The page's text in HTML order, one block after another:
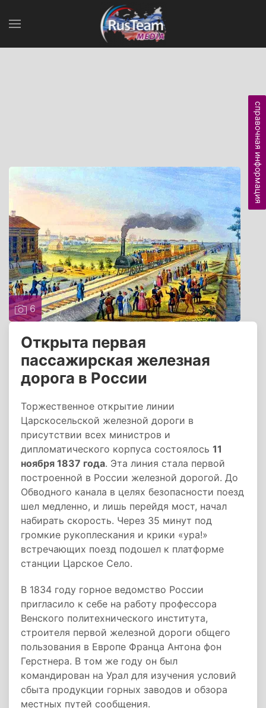
6
Открыта первая
пассажирская железная
дорога в России
Торжественное открытие линии
Царскосельской железной дороги в
присутствии всех министров и
дипломатического корпуса состоялось 11
ноября 1837 года. Эта линия стала первой
построенной в России железной дорогой. До
Обводного канала в целях безопасности поезд
шел медленно, и лишь перейдя мост, начал
набирать скорость. Через 35 минут под
громкие рукоплескания и крики «ура!»
встречающих поезд подошел к платформе
станции Царское Село.
В 1834 году горное ведомство России
пригласило к себе на работу профессора
Венского политехнического института,
строителя первой железной дороги общего
пользования в Европе Франца Антона фон
Герстнера. В том же году он был
командирован на Урал для изучения условий
сбыта продукции горных заводов и обзора
местных путей сообщения.
справочная информация